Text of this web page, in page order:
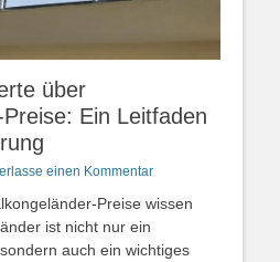
über
Ein Leitfaden
einen Kommentar
Preise wissen
ist nicht nur ein
auch ein wichtiges